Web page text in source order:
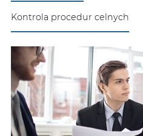
Kontrola procedur celnych